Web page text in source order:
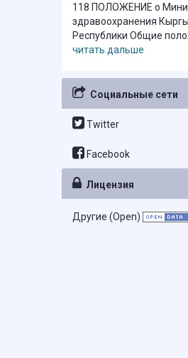
118 ПОЛОЖЕНИЕ о
здравоохранения
Республики Общие
читать дальше
Социальные сети
Twitter
Facebook
Лицензия
Другие (Open)